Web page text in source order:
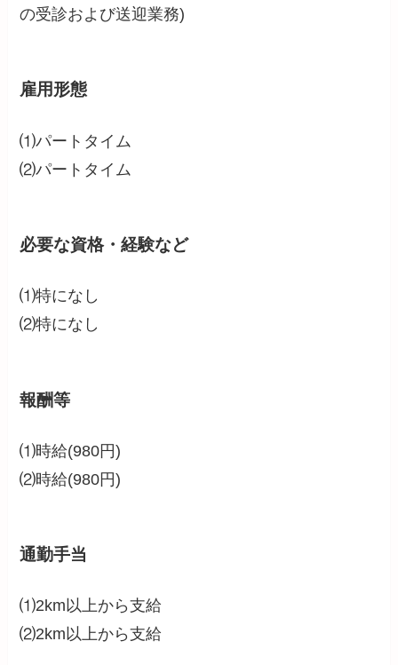
の受診および送迎業務)
雇用形態
⑴パートタイム
⑵パートタイム
必要な資格・経験など
⑴特になし
⑵特になし
報酬等
⑴時給(980円)
⑵時給(980円)
通勤手当
⑴2km以上から支給
⑵2km以上から支給